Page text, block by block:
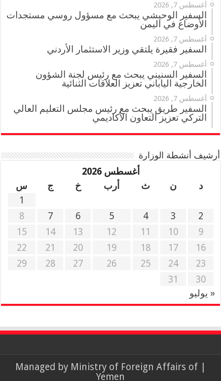
أغسطس 7, 2026
السفير الوحيشي يبحث مع مسؤول روسي مستجدات
الأوضاع في اليمن
أغسطس 7, 2026
السفير فقيرة يلتقي وزير الاستثمار الأردني
أغسطس 7, 2026
السفير السنيني يبحث مع رئيس لجنة الشؤون
الخارجية الياباني تعزيز العلاقات الثنائية
أغسطس 7, 2026
السفير طريق يبحث مع رئيس مجلس التعليم العالي
التركي تعزيز التعاون الأكاديمي
أرشيف أنشطة الوزارة
أغسطس 2026
د
ن ث أرب خ ج
س
1
2
3
4
5
6
7
8
9
10
11
12
13
14
15
16
17
18
19
20
21
22
23
24
25
26
27
28
29
30
31
« يوليو
Ministry of Foreign Affairs of
Yemen